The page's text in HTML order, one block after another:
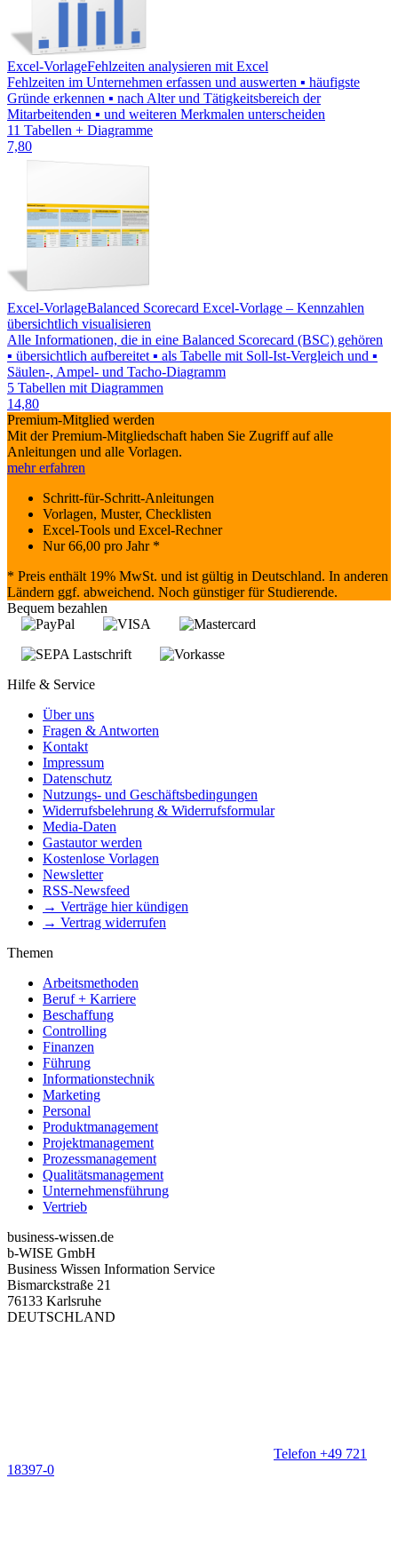
Excel-VorlageFehlzeiten analysieren mit Excel
Fehlzeiten im Unternehmen erfassen und auswerten ▪ häufigste
Gründe erkennen ▪ nach Alter und Tätigkeitsbereich der
Mitarbeitenden ▪ und weiteren Merkmalen unterscheiden
11 Tabellen + Diagramme
7,80
Excel-VorlageBalanced Scorecard Excel-Vorlage – Kennzahlen
übersichtlich visualisieren
Alle Informationen, die in eine Balanced Scorecard (BSC) gehören
▪ übersichtlich aufbereitet ▪ als Tabelle mit Soll-Ist-Vergleich und ▪
Säulen-, Ampel- und Tacho-Diagramm
5 Tabellen mit Diagrammen
14,80
Premium-Mitglied werden
Mit der Premium-Mitgliedschaft haben Sie Zugriff auf alle
Anleitungen und alle Vorlagen.
mehr erfahren
Schritt-für-Schritt-Anleitungen
Vorlagen, Muster, Checklisten
Excel-Tools und Excel-Rechner
Nur66,00 pro Jahr *
* Preis enthält 19% MwSt. und ist gültig in Deutschland. In anderen
Ländern ggf. abweichend. Noch günstiger für Studierende.
Bequem bezahlen
Hilfe & Service
Über uns
Fragen & Antworten
Kontakt
Impressum
Datenschutz
Nutzungs- und Geschäftsbedingungen
Widerrufsbelehrung & Widerrufsformular
Media-Daten
Gastautor werden
Kostenlose Vorlagen
Newsletter
RSS-Newsfeed
→ Verträge hier kündigen
→ Vertrag widerrufen
Themen
Arbeitsmethoden
Beruf + Karriere
Beschaffung
Controlling
Finanzen
Führung
Informationstechnik
Marketing
Personal
Produktmanagement
Projektmanagement
Prozessmanagement
Qualitätsmanagement
Unternehmensführung
Vertrieb
business-wissen.de
b-WISE GmbH
Business Wissen Information Service
Bismarckstraße 21
76133 Karlsruhe
DEUTSCHLAND
Telefon +49 721
18397-0